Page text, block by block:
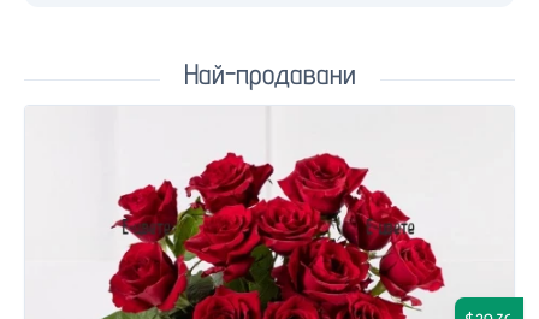
Най-продавани